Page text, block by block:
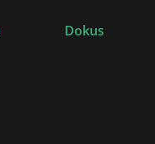
Dokus